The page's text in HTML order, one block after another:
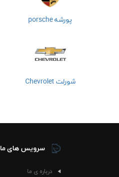
پورشه porsche
شورلت Chevrolet
سرویس های ما
درباره ی ما